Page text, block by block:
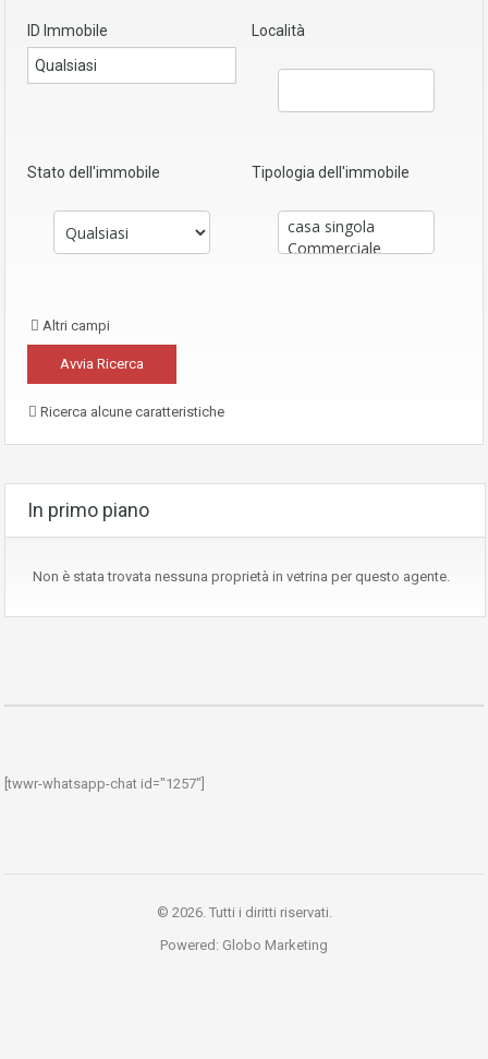
ID Immobile Località
Stato dell'immobile Tipologia dell'immobile
Altri campi
Ricerca alcune caratteristiche
In primo piano
Non è stata trovata nessuna proprietà in vetrina per questo agente.
[twwr-whatsapp-chat id="1257"]
© 2026. Tutti i diritti riservati.
Powered: Globo Marketing